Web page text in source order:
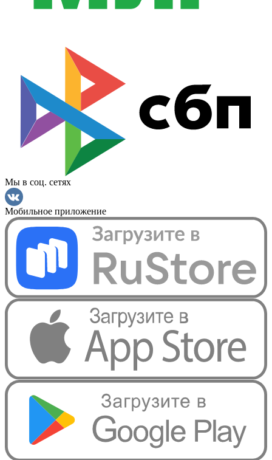
Мы в соц. сетях
Мобильное приложение